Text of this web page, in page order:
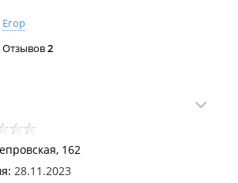
Егор
Отзывов2
162
28.11.2023